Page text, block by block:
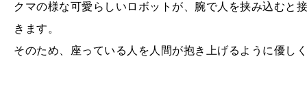
クマの様な可愛らしいロボットが、腕で人を挟み込むと
きます。
そのため、座っている人を人間が抱き上げるように優し